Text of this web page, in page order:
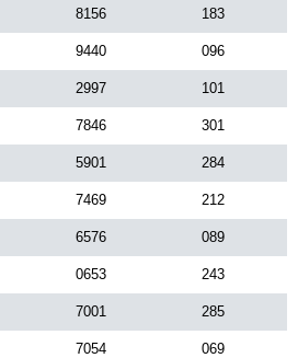
8156 183
9440 096
2997 101
7846 301
5901 284
7469 212
6576 089
0653 243
7001 285
7054 069